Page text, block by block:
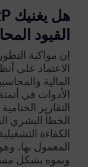
القيود
إن مواكبة
الاعتماد على
المالية
الأدوات في
التقارير
الخطأ البشري
الكفاءة
المعمول بها،
ونموه بشكل